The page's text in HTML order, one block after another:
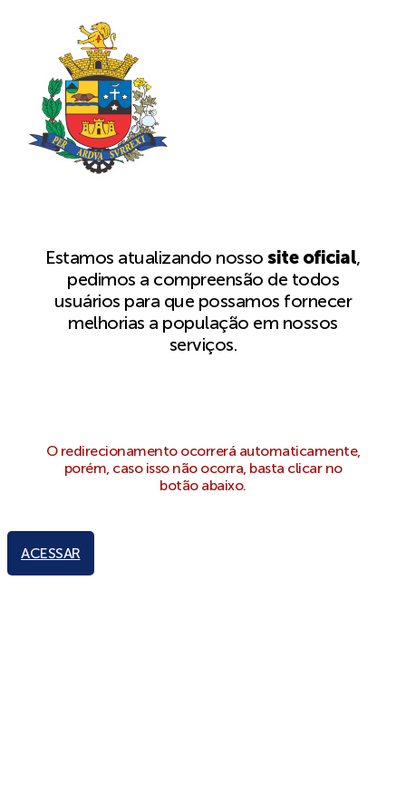
Estamos atualizando nossosite oficial,
pedimos a compreensão de todos
usuários para que possamos fornecer
melhorias a população em nossos
serviços.
O redirecionamento ocorrerá automaticamente,
porém, caso isso não ocorra, basta clicar no
botão abaixo.
ACESSAR